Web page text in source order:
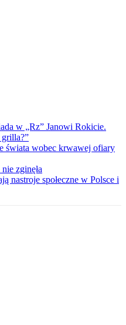
w „Rz” Janowi Rokicie.
świata wobec krwawej ofiary
zginęła
nastroje społeczne w Polsce i